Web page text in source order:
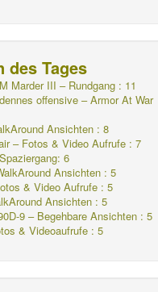
des Tages
Marder III – Rundgang : 11
offensive – Armor At War
Ansichten : 8
– Fotos & Video Aufrufe : 7
6
Ansichten : 5
& Video Aufrufe : 5
Ansichten : 5
9 – Begehbare Ansichten : 5
& Videoaufrufe : 5